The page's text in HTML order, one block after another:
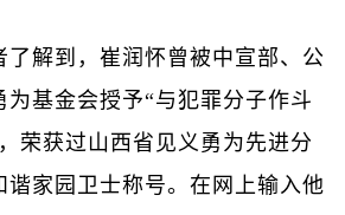
解到，崔润怀曾被中宣部、公
为基金会授予“与犯罪分子作斗
荣获过山西省见义勇为先进分
谐家园卫士称号。在网上输入他